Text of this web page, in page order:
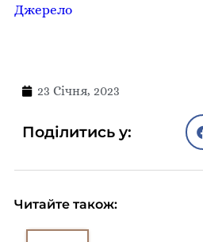
Джерело
23 Січня, 2023
Поділитись у:
Читайте також: